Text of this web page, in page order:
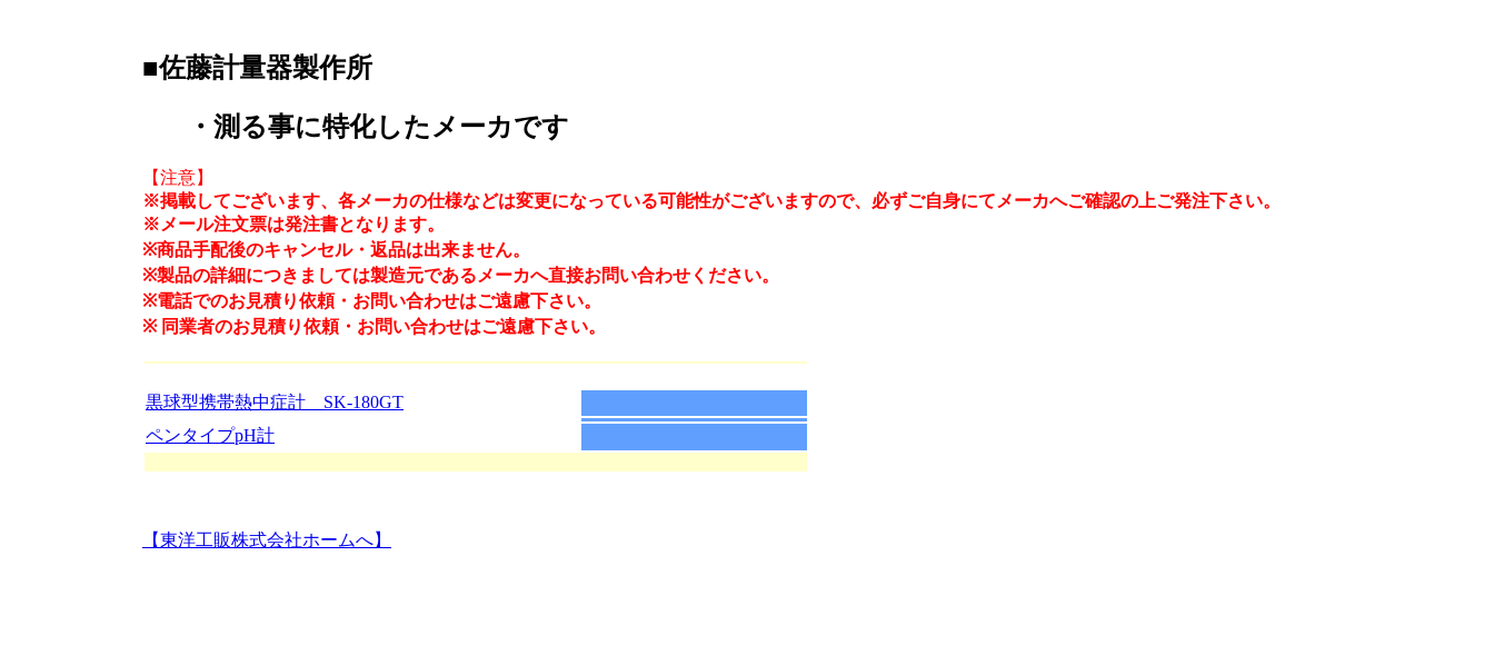
■佐藤計量器製作所
・測る事に特化したメーカです
【注意】
※掲載してございます、各メーカの仕様などは変更になっている可能性がございますので、必ずご自身にてメーカへご確認の上ご発注下さい。
※メール注文票は発注書となります。
※商品手配後のキャンセル・返品は出来ません。
※製品の詳細につきましては製造元であるメーカへ直接お問い合わせください。
※電話でのお見積り依頼・お問い合わせはご遠慮下さい。
※ 同業者のお見積り依頼・お問い合わせはご遠慮下さい。
黒球型携帯熱中症計 SK-180GT
ペンタイプpH計
【東洋工販株式会社ホームへ】